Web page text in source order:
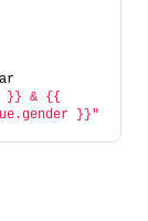
}} & {{
}}"